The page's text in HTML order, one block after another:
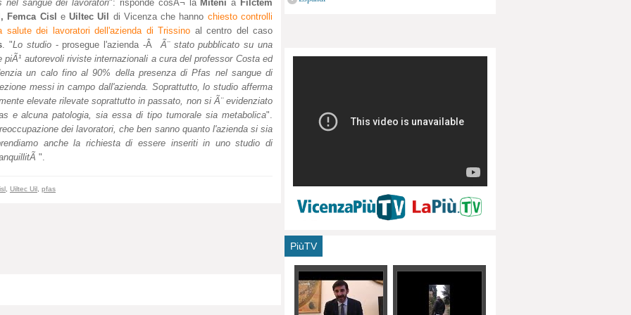
nel sangue dei lavoratori": risponde cosÃ¬ laMitenia Filctem
Femca Cisl eUiltec Uil di Vicenza che hanno chiesto controlli
salute dei lavoratori dell'azienda di Trissino al centro del caso
. "Lo studio- prosegue l'azienda -ÂÃ¨ stato pubblicato su una
piÃ¹ autorevoli riviste internazionali a cura del professor Costa ed
un calo fino al 90% della presenza di Pfas nel sangue di
messi in campo dall'azienda. Soprattutto, lo studio afferma
elevate rilevate soprattutto in passato, non si Ã¨ evidenziato
e alcuna patologia, sia essa di tipo tumorale sia metabolica".
dei lavoratori, che ben sanno quanto l'azienda si sia
anche la richiesta di essere inseriti in uno studio di
".
Uiltec Uil pfas
PiùTV